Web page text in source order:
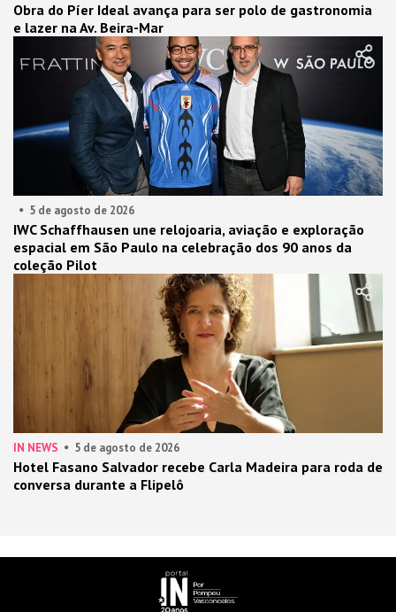
Obra do Píer Ideal avança para ser polo de gastronomia
e lazer na Av. Beira-Mar
5 de agosto de 2026
IWC Schaffhausen une relojoaria, aviação e exploração
espacial em São Paulo na celebração dos 90 anos da
coleção Pilot
IN NEWS 5 de agosto de 2026
Hotel Fasano Salvador recebe Carla Madeira para roda de
conversa durante a Flipelô